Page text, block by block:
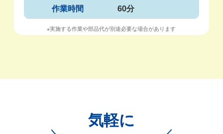
作業時間
60分
※実施する作業や部品代が別途必要な場合があります
気軽に